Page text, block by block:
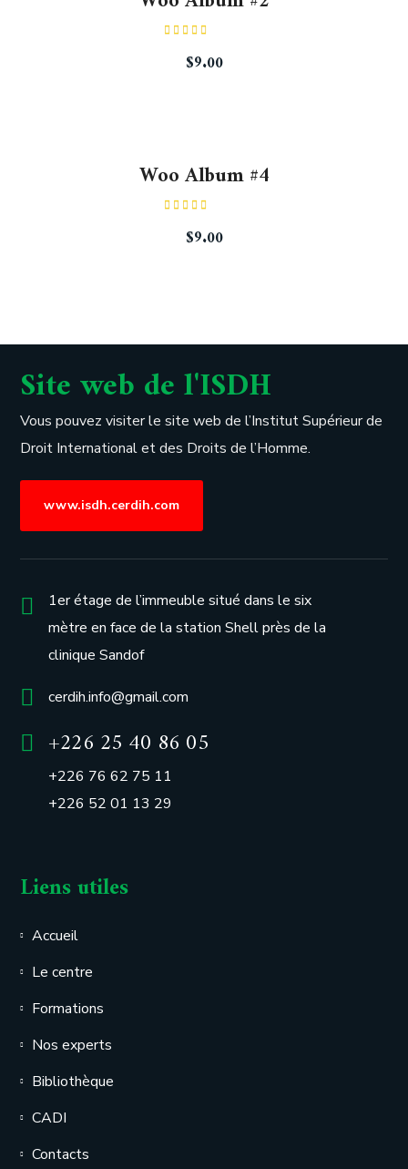
4.00out
of 5
$9.00
Woo Album #4
out of 5
$9.00
Site web de l'ISDH
Vous pouvez visiter le site web de l’Institut Supérieur de
Droit International et des Droits de l’Homme.
www.isdh.cerdih.com
1er étage de l’immeuble situé dans le six
mètre en face de la station Shell près de la
clinique Sandof
cerdih.info@gmail.com
+226 25 40 86 05
+226 76 62 75 11
+226 52 01 13 29
Liens utiles
Accueil
Le centre
Formations
Nos experts
Bibliothèque
CADI
Contacts